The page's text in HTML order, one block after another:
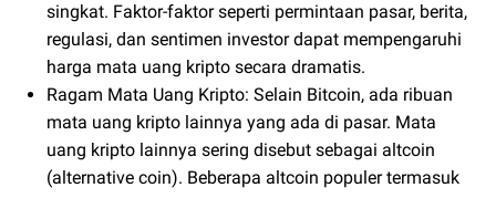
singkat. Faktor-faktor seperti permintaan pasar, berita,
regulasi, dan sentimen investor dapat mempengaruhi
harga mata uang kripto secara dramatis.
Ragam Mata Uang Kripto: Selain Bitcoin, ada ribuan
mata uang kripto lainnya yang ada di pasar. Mata
uang kripto lainnya sering disebut sebagai altcoin
(alternative coin). Beberapa altcoin populer termasuk